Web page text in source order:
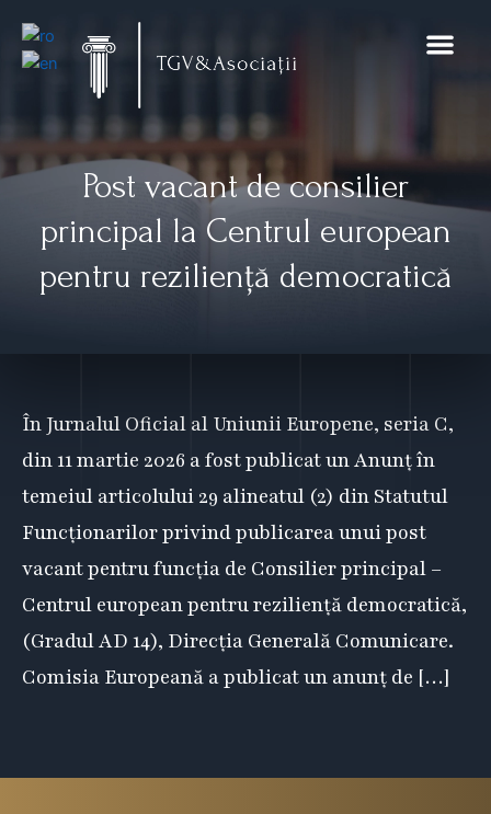
content
Post vacant de consilier
principal la Centrul european
pentru reziliență democratică
În Jurnalul Oficial al Uniunii Europene, seria C,
din 11 martie 2026 a fost publicat un Anunț în
temeiul articolului 29 alineatul (2) din Statutul
Funcționarilor privind publicarea unui post
vacant pentru funcția de Consilier principal –
Centrul european pentru reziliență democratică,
(Gradul AD 14), Direcția Generală Comunicare.
Comisia Europeană a publicat un anunț de […]